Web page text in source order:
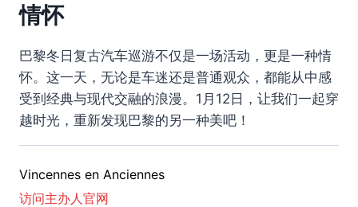
情怀
巴黎冬日复古汽车巡游不仅是一场活动，更是一种情
怀。这一天，无论是车迷还是普通观众，都能从中感
受到经典与现代交融的浪漫。1月12日，让我们一起穿
越时光，重新发现巴黎的另一种美吧！
Vincennes en Anciennes
访问主办人官网